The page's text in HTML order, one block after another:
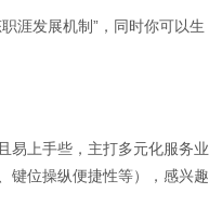
涯发展机制”，同时你可以生
易上手些，主打多元化服务业
键位操纵便捷性等），感兴趣